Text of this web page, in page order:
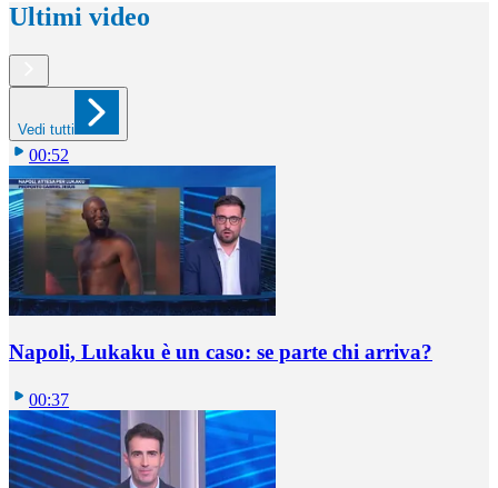
Ultimi video
Vedi tutti
00:52
Napoli, Lukaku è un caso: se parte chi arriva?
00:37